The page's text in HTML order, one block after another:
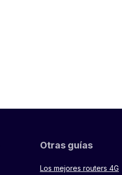
Otras guías
Los mejores routers 4G